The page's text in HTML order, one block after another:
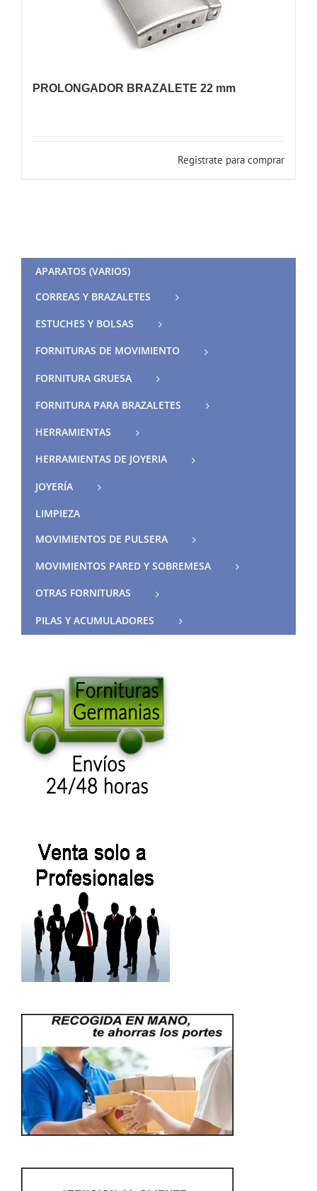
PROLONGADOR BRAZALETE 22 mm
Registrate para comprar
APARATOS (VARIOS)
CORREAS Y BRAZALETES
ESTUCHES Y BOLSAS
FORNITURAS DE MOVIMIENTO
FORNITURA GRUESA
FORNITURA PARA BRAZALETES
HERRAMIENTAS
HERRAMIENTAS DE JOYERIA
JOYERÍA
LIMPIEZA
MOVIMIENTOS DE PULSERA
MOVIMIENTOS PARED Y SOBREMESA
OTRAS FORNITURAS
PILAS Y ACUMULADORES